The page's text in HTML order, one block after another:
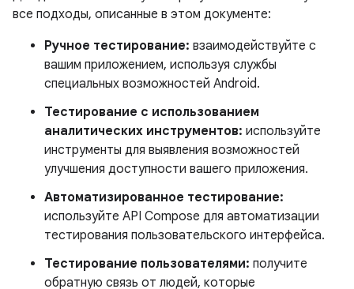
все подходы, описанные в этом документе:
Ручное тестирование: взаимодействуйте с
вашим приложением, используя службы
специальных возможностей Android.
Тестирование с использованием
аналитических инструментов: используйте
инструменты для выявления возможностей
улучшения доступности вашего приложения.
Автоматизированное тестирование:
используйте API Compose для автоматизации
тестирования пользовательского интерфейса.
Тестирование пользователями: получите
обратную связь от людей, которые